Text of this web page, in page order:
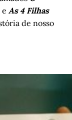
As 4 Filhas
de nosso